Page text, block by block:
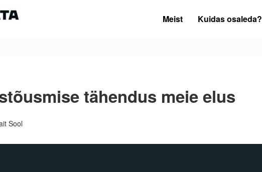
Meist Kuidas osaleda?
tähendus meie elus
Sool